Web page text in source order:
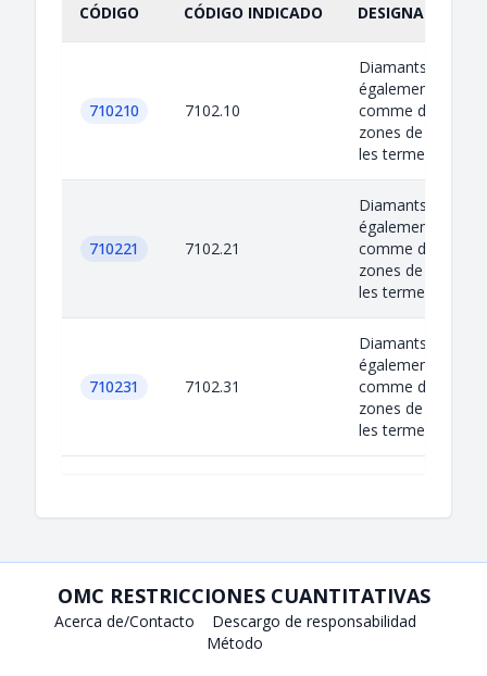
CÓDIGO CÓDIGO INDICADO DESIGNACIÓN
710210 7102.10
Diamants bruts,
également
comme diamants
zones de conflits,
les termes de
710221 7102.21
Diamants bruts,
également
comme diamants
zones de conflits,
les termes de
710231 7102.31
Diamants bruts,
également
comme diamants
zones de conflits,
les termes de
OMC RESTRICCIONES CUANTITATIVAS
Acerca de/Contacto
Descargo de responsabilidad
Método